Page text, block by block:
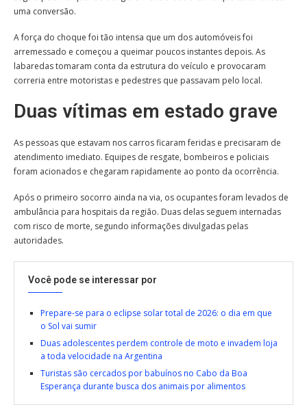
uma conversão.
A força do choque foi tão intensa que um dos automóveis foi
arremessado e começou a queimar poucos instantes depois. As
labaredas tomaram conta da estrutura do veículo e provocaram
correria entre motoristas e pedestres que passavam pelo local.
Duas vítimas em estado grave
As pessoas que estavam nos carros ficaram feridas e precisaram de
atendimento imediato. Equipes de resgate, bombeiros e policiais
foram acionados e chegaram rapidamente ao ponto da ocorrência.
Após o primeiro socorro ainda na via, os ocupantes foram levados de
ambulância para hospitais da região. Duas delas seguem internadas
com risco de morte, segundo informações divulgadas pelas
autoridades.
Você pode se interessar por
Prepare-se para o eclipse solar total de 2026: o dia em que
o Sol vai sumir
Duas adolescentes perdem controle de moto e invadem loja
a toda velocidade na Argentina
Turistas são cercados por babuínos no Cabo da Boa
Esperança durante busca dos animais por alimentos